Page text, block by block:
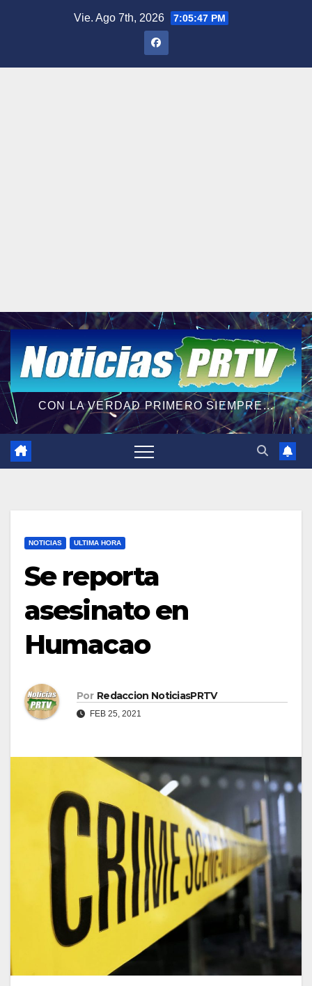
Vie. Ago 7th, 2026 7:05:48 PM
CON LA VERDAD PRIMERO SIEMPRE...
NOTICIAS ULTIMA HORA
Se reporta
asesinato en
Humacao
Por Redaccion NoticiasPRTV
FEB 25, 2021